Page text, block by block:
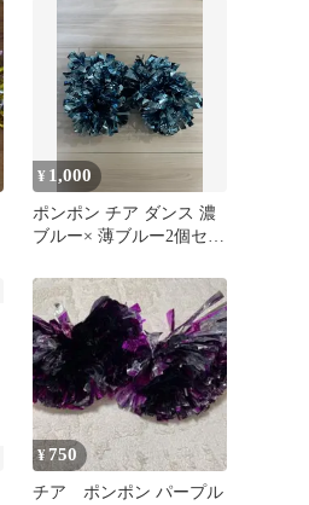
¥ 1,000
ポンポン チア ダンス 濃
ブルー× 薄ブルー2個セッ
¥ 750
チア ポンポン パープル